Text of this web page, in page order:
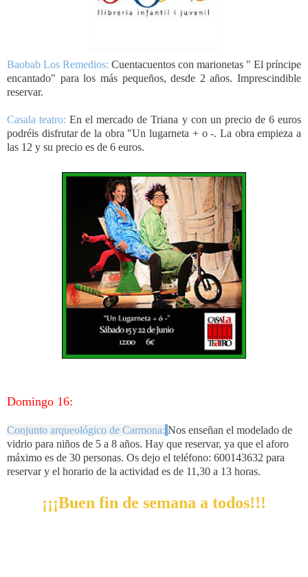
Baobab Los Remedios: Cuentacuentos con marionetas " El príncipe
encantado" para los más pequeños, desde 2 años. Imprescindible
reservar.
Casala teatro: En el mercado de Triana y con un precio de 6 euros
podréis disfrutar de la obra "Un lugarneta + o -. La obra empieza a
las 12 y su precio es de 6 euros.
Domingo 16:
Conjunto arqueológico de Carmona: Nos enseñan el modelado de
vidrio para niños de 5 a 8 años. Hay que reservar, ya que el aforo
máximo es de 30 personas. Os dejo el teléfono: 600143632 para
reservar y el horario de la actividad es de 11,30 a 13 horas.
¡¡¡Buen fin de semana a todos!!!